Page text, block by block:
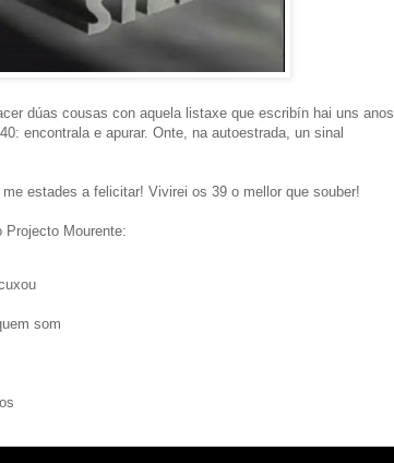
dúas cousas con aquela listaxe que escribín hai uns anos
encontrala e apurar. Onte, na autoestrada, un sinal
estades a felicitar! Vivirei os 39 o mellor que souber!
Projecto Mourente:
som